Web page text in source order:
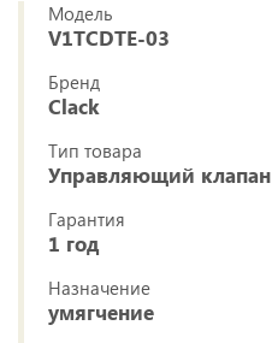
Модель
V1TCDTE-03
Бренд
Clack
Тип товара
Управляющий клапан
Гарантия
1 год
Назначение
умягчение